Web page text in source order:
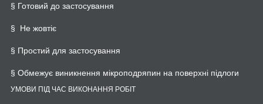
§ Готовий до застосування
§ Не жовтіє
§ Простий для застосування
§ Обмежує виникнення мікроподряпин на поверхні підлоги
УМОВИ ПІД ЧАС ВИКОНАННЯ РОБІТ